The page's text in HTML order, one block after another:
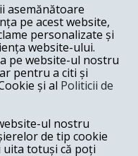
asemănătoare
pe acest website,
personalizate și
website-ului.
pe website-ul nostru
pentru a citi și
și al Politicii de
ul nostru
de tip cookie
uita totuși că poți